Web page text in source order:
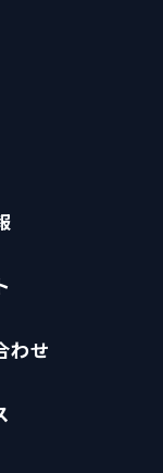
わせ